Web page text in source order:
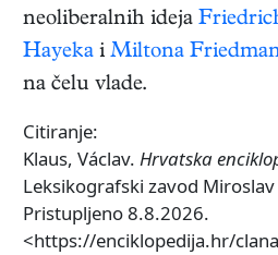
neoliberalnih ideja
Hayeka i Miltona
na čelu vlade.
Citiranje:
Klaus, Václav. Hrvatska
Leksikografski zavod
Pristupljeno 8.8.2026.
<https://enciklopedija.hr/